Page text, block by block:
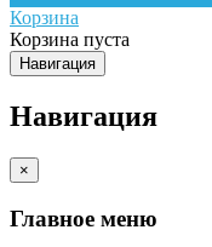
Корзина
Корзина пуста
Навигация
Навигация
×
Главное меню